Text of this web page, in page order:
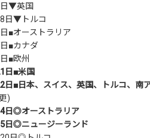
▼英国
日▼トルコ
■オーストラリア
■カナダ
■欧州
日■米国
日■日本、スイス、英国、トルコ、南
)
日◎オーストラリア
日◎ニュージーランド